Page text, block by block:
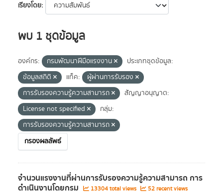
เรียงโดย
พบ 1 ชุดข้อมูล
องค์กร: กรมพัฒนาฝีมือแรงงาน
ประเภทชุดข้อมูล:
ข้อมูลสถิติ
แท็ค:
ผู้ผ่านการรับรอง
การรับรองความรู้ความสามารถ
สัญญาอนุญาต:
License not specified
กลุ่ม:
การรับรองความรู้ความสามารถ
กรองผลลัพธ์
จำนวนแรงงานที่ผ่านการรับรองความรู้ความสามารถ การ
ดำเนินงานโดยกรม 13304 total views 52 recent views